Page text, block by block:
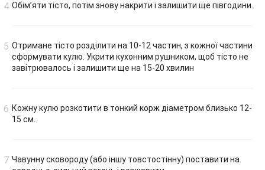
Обім’яти тісто, потім знову накрити і залишити ще півгодини.
Отримане тісто розділити на 10-12 частин, з кожної частини
сформувати кулю. Укрити кухонним рушником, щоб тісто не
завітрювалось і залишити ще на 15-20 хвилин
Кожну кулю розкотити в тонкий корж діаметром близько 12-
15 см.
Чавунну сковороду (або іншу товстостінну) поставити на